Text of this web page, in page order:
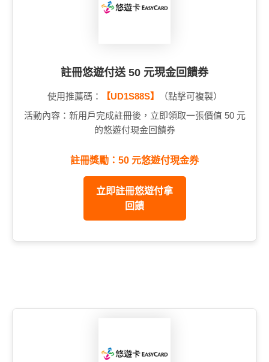
註冊悠遊付送 50 元現金回饋券
使用推薦碼： 【UD1S88S】
（點擊可複製）
活動內容：新用戶完成註冊後，立即領取一張價值 50 元
的悠遊付現金回饋券
註冊獎勵：50 元悠遊付現金券
立即註冊悠遊付拿
回饋